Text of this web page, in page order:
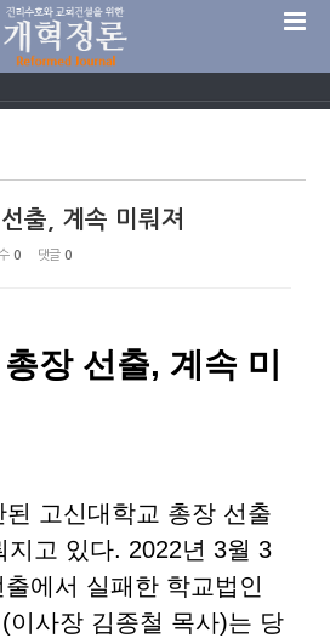
출, 계속 미뤄져
0 댓글 0
장 선출, 계속 미
고신대학교 총장 선출
지고 있다. 2022년 3월 3
에서 실패한 학교법인
이사장 김종철 목사)는 당
케치북5
스케치북5